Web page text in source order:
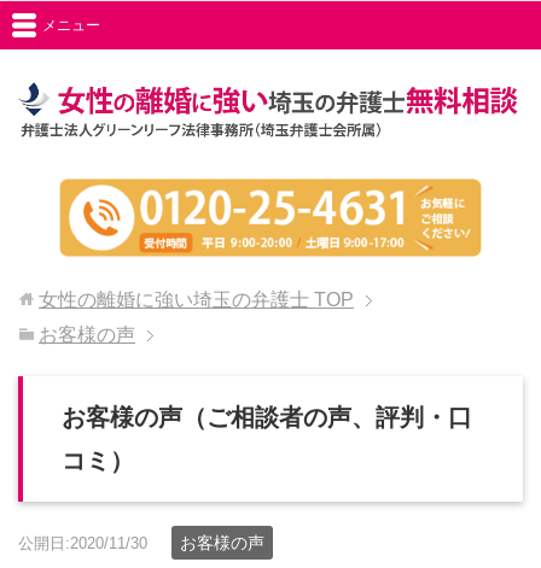
メニュー
女性の離婚に強い埼玉の弁護士 TOP
お客様の声
お客様の声（ご相談者の声、評判・口
コミ）
公開日:2020/11/30 お客様の声